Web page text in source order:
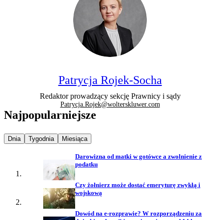
Patrycja Rojek-Socha
Redaktor prowadzący sekcję Prawnicy i sądy
Patrycja.Rojek@wolterskluwer.com
Najpopularniejsze
Najpopularniejsze wiadomości z
Dnia Najpopularniejsze wiadomości z
Tygodnia Najpopularniejsze wiadomości z
Miesiąca
Darowizna od matki w gotówce a zwolnienie z
podatku
Czy żołnierz może dostać emeryturę zwykłą i
wojskową
Dowód na e-rozprawie? W rozporządzeniu za